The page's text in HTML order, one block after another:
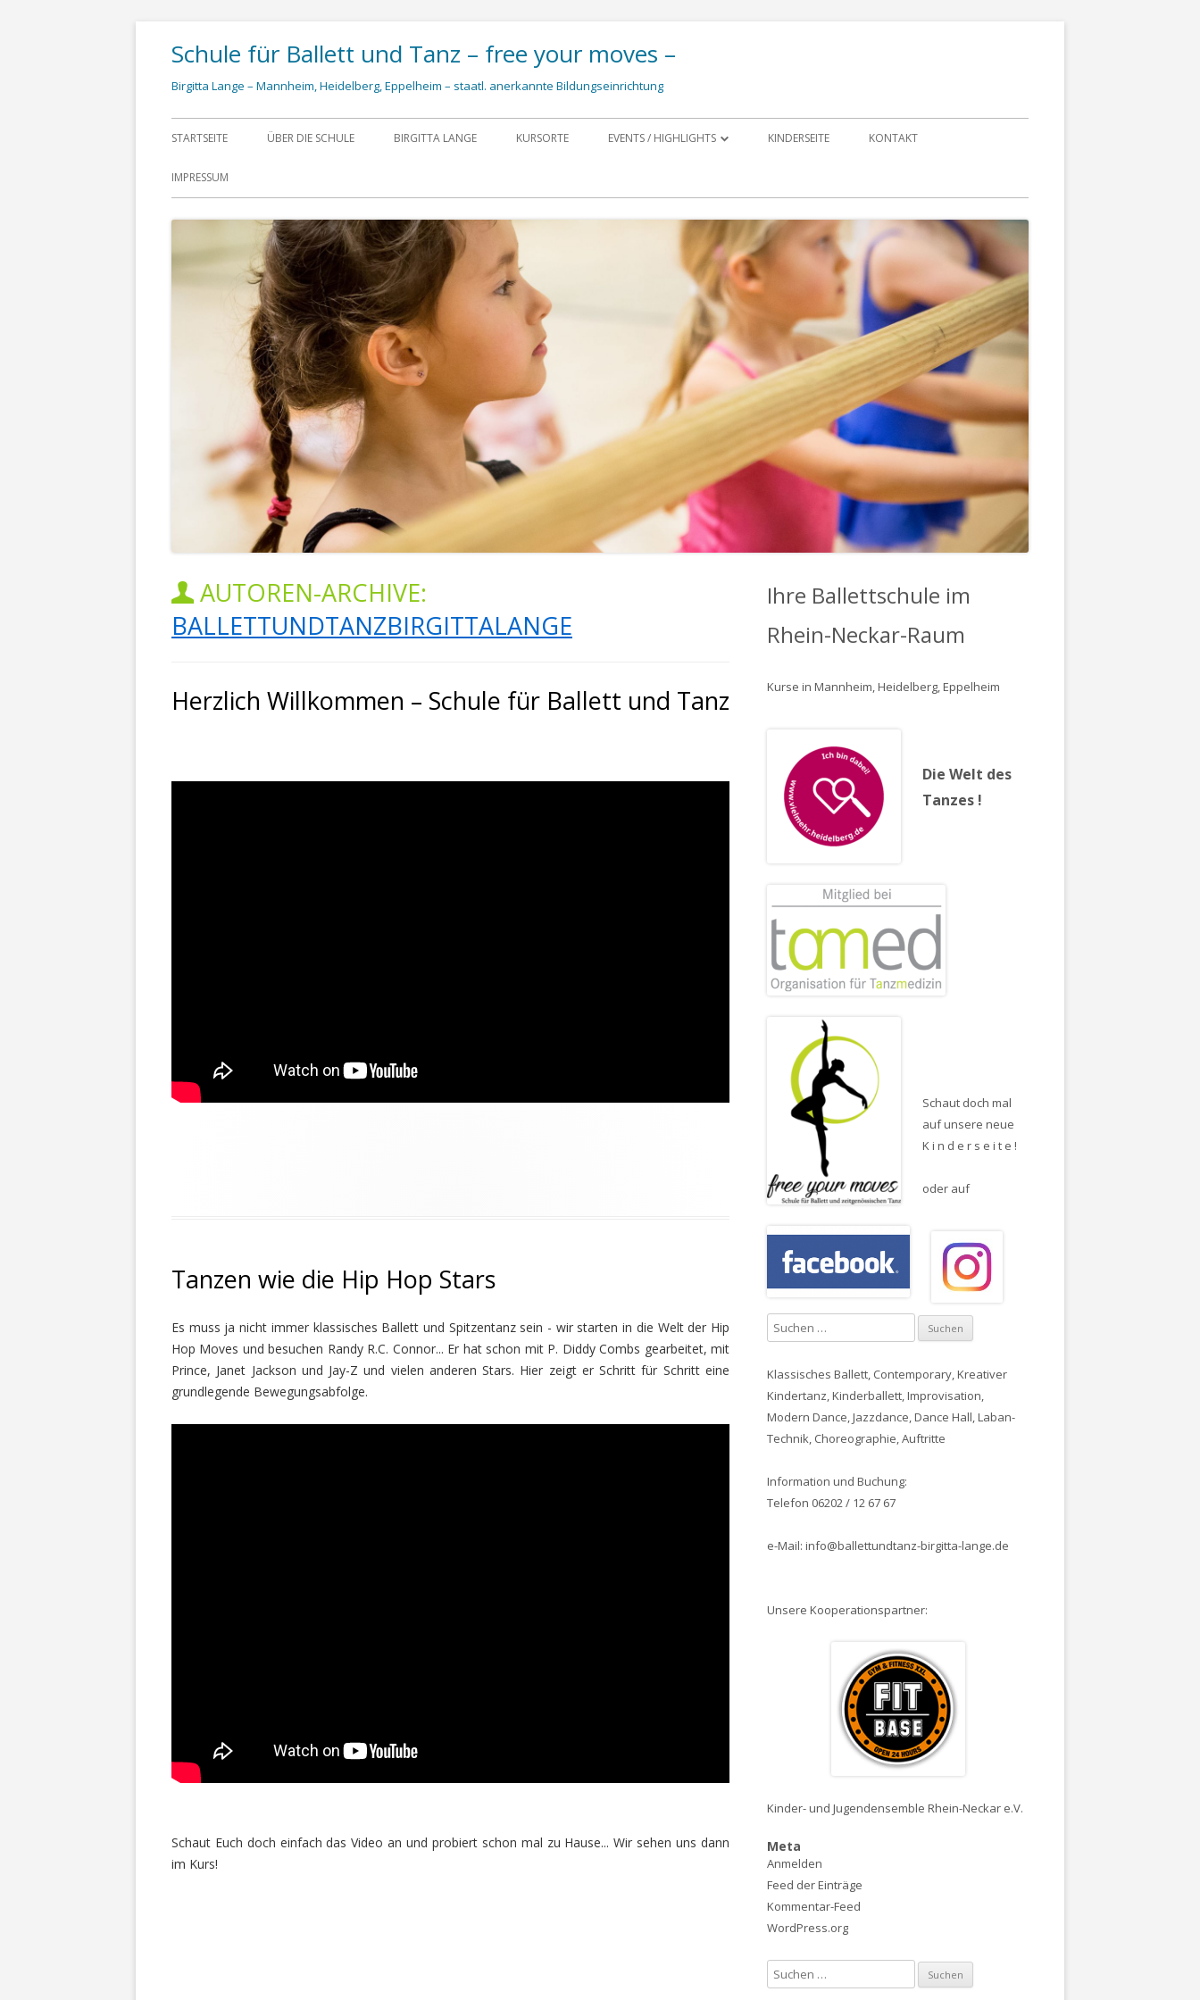
Schule für Ballett und Tanz – free your moves –
Birgitta Lange – Mannheim, Heidelberg, Eppelheim – staatl. anerkannte Bildungseinrichtung
Zum
Inhalt
STARTSEITE ÜBER DIE SCHULE BIRGITTA LANGE KURSORTE EVENTS / HIGHLIGHTS KINDERSEITE KONTAKT
IMPRESSUM
AUTOREN-ARCHIVE:
BALLETTUNDTANZBIRGITTALANGE
Herzlich Willkommen – Schule für Ballett und Tanz
Tanzen wie die Hip Hop Stars
Es muss ja nicht immer klassisches Ballett und Spitzentanz sein - wir starten in die Welt der Hip
Hop Moves und besuchen Randy R.C. Connor... Er hat schon mit P. Diddy Combs gearbeitet, mit
Prince, Janet Jackson und Jay-Z und vielen anderen Stars. Hier zeigt er Schritt für Schritt eine
grundlegende Bewegungsabfolge.
Schaut Euch doch einfach das Video an und probiert schon mal zu Hause... Wir sehen uns dann
im Kurs!
Ihre Ballettschule im
Rhein-Neckar-Raum
Kurse in Mannheim, Heidelberg, Eppelheim
Die Welt des
Tanzes !
Schaut doch mal
auf unsere neue
K i n d e r s e i t e !
oder auf
u
Klassisches Ballett, Contemporary,Kreativer
Kindertanz, Kinderballett,Improvisation,
Modern Dance, Jazzdance, Dance Hall, Laban-
Technik, Choreographie, Auftritte
Information und Buchung:
Telefon 06202 / 12 67 67
e-Mail: info@ballettundtanz-birgitta-lange.de
Unsere Kooperationspartner:
Kinder- und Jugendensemble Rhein-Neckar e.V.
Meta
Anmelden
Feed der Einträge
Kommentar-Feed
WordPress.org
u